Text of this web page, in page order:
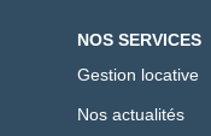
NOS SERVICES
Gestion locative
Nos actualités